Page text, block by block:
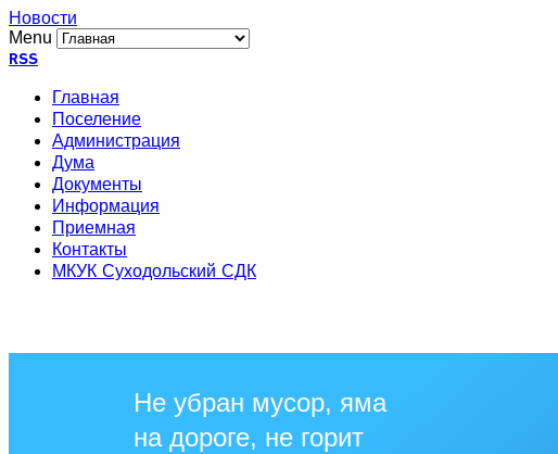
Новости
Menu
RSS
Главная
Поселение
Администрация
Дума
Документы
Информация
Приемная
Контакты
МКУК Суходольский СДК
Не убран мусор, яма
на дороге, не горит